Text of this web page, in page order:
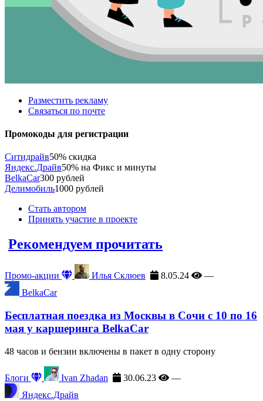
Разместить рекламу
Связаться по почте
Промокоды для регистрации
Ситидрайв50% скидка
Яндекс.Драйв50% на Фикс и минуты
BelkaCar300 рублей
Делимобиль1000 рублей
Стать автором
Принять участие в проекте
Рекомендуем прочитать
Промо-акции Илья Склюев 8.05.24
—
BelkaCar
Бесплатная поездка из Москвы в Сочи с 10 по 16
мая у каршеринга BelkaCar
48 часов и бензин включены в пакет в одну сторону
Блоги Ivan Zhadan 30.06.23
—
Яндекс.Драйв